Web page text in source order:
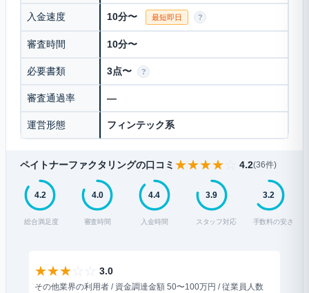
入金速度 10分〜 最短即日 ?
審査時間 10分〜
必要書類 3点〜 ?
審査通過率 —
運営形態 フィンテック系
ペイトナーファクタリングの口コミ ★★★★ 4.2(36件)
4.2
総合満足度
4.0
審査時間
4.4
入金時間
3.9
スタッフ対応
3.2
手数料の安さ
★★★☆ ☆ 3.0
その他業界の利用者 / 資金調達金額 50〜100万円 / 従業員人数